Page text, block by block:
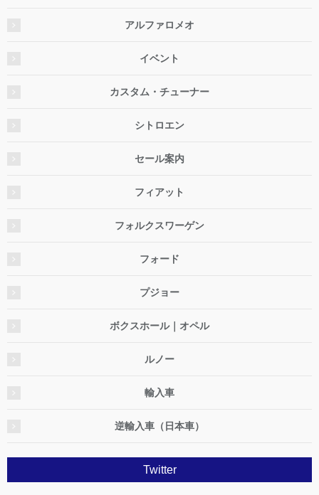
アルファロメオ
イベント
カスタム・チューナー
シトロエン
セール案内
フィアット
フォルクスワーゲン
フォード
プジョー
ボクスホール｜オペル
ルノー
輸入車
逆輸入車（日本車）
Twitter